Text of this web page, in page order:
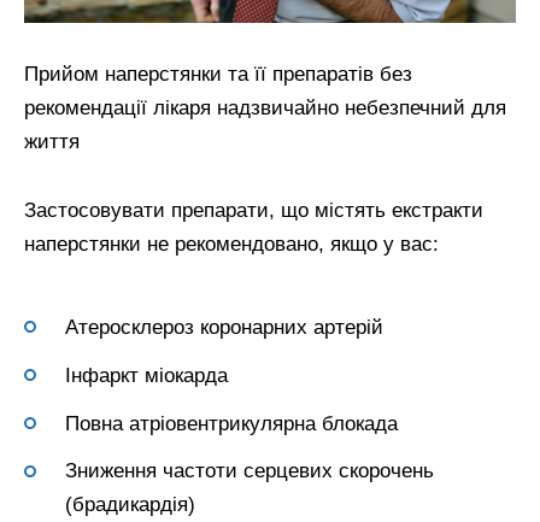
Прийом наперстянки та її препаратів без
рекомендації лікаря надзвичайно небезпечний для
життя
Застосовувати препарати, що містять екстракти
наперстянки не рекомендовано, якщо у вас:
Атеросклероз коронарних артерій
Інфаркт міокарда
Повна атріовентрикулярна блокада
Зниження частоти серцевих скорочень
(брадикардія)